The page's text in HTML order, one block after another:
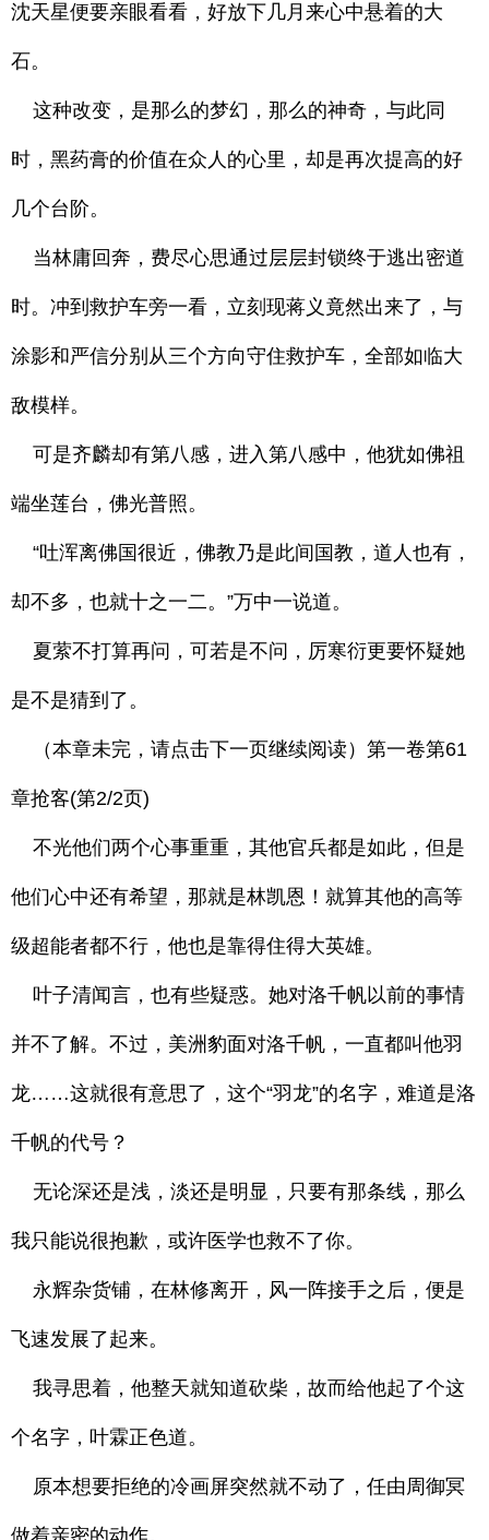
沈天星便要亲眼看看，好放下几月来心中悬着的大
石。
这种改变，是那么的梦幻，那么的神奇，与此同
时，黑药膏的价值在众人的心里，却是再次提高的好
几个台阶。
当林庸回奔，费尽心思通过层层封锁终于逃出密道
时。冲到救护车旁一看，立刻现蒋义竟然出来了，与
涂影和严信分别从三个方向守住救护车，全部如临大
敌模样。
可是齐麟却有第八感，进入第八感中，他犹如佛祖
端坐莲台，佛光普照。
“吐浑离佛国很近，佛教乃是此间国教，道人也有，
却不多，也就十之一二。”万中一说道。
夏萦不打算再问，可若是不问，厉寒衍更要怀疑她
是不是猜到了。
（本章未完，请点击下一页继续阅读）第一卷第61
章抢客(第2/2页)
不光他们两个心事重重，其他官兵都是如此，但是
他们心中还有希望，那就是林凯恩！就算其他的高等
级超能者都不行，他也是靠得住得大英雄。
叶子清闻言，也有些疑惑。她对洛千帆以前的事情
并不了解。不过，美洲豹面对洛千帆，一直都叫他羽
龙……这就很有意思了，这个“羽龙”的名字，难道是洛
千帆的代号？
无论深还是浅，淡还是明显，只要有那条线，那么
我只能说很抱歉，或许医学也救不了你。
永辉杂货铺，在林修离开，风一阵接手之后，便是
飞速发展了起来。
我寻思着，他整天就知道砍柴，故而给他起了个这
个名字，叶霖正色道。
原本想要拒绝的冷画屏突然就不动了，任由周御冥
做着亲密的动作。